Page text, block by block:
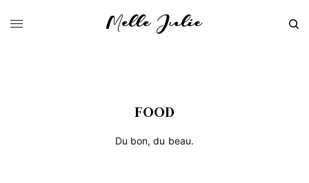
FOOD
Du bon, du beau.